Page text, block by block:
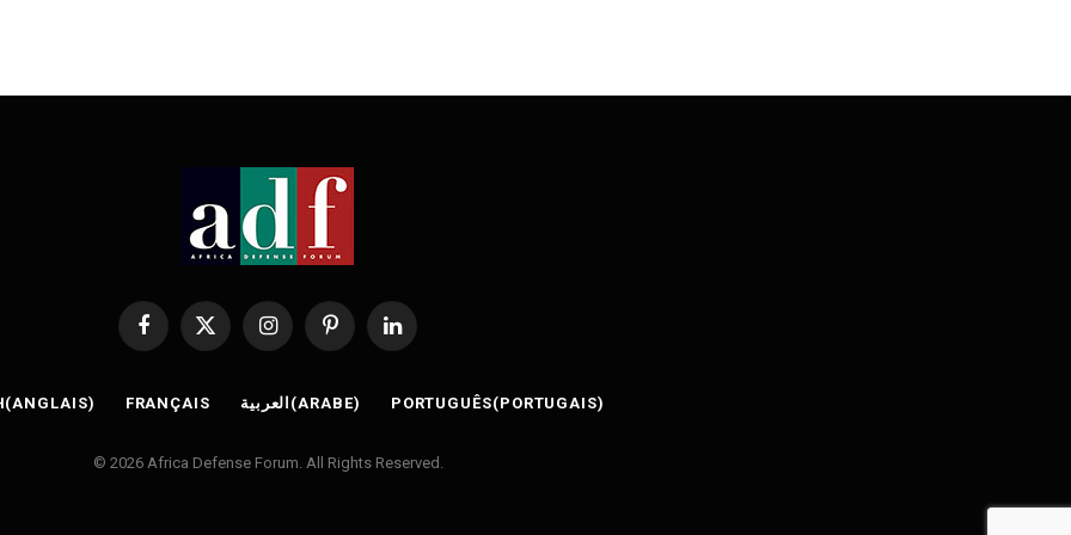
Facebook
X
InstagramPinterestLinkedIn
(ANGLAIS) FRANÇAIS العربية (ARABE) PORTUGUÊS(PORTUGAIS)
© 2026 Africa Defense Forum. All Rights Reserved.